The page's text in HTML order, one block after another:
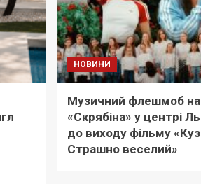
НОВИНИ
Музичний флешмоб на
«Скрябіна» у центрі
до виходу фільму
Страшно веселий»